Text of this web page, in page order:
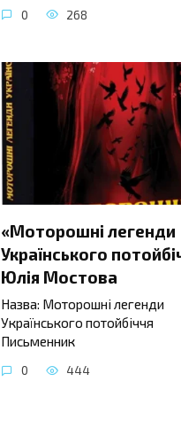
0 268
«Моторошні легенди
Українського
Юлія Мостова
Назва: Моторошні легенди
Українського потойбіччя
Письменник
0 444